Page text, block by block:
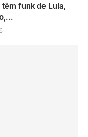
funk de Lula,